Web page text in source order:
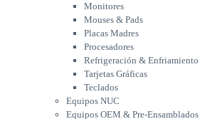
Teclados
Equipos NUC
Equipos OEM & Pre-
Ensamblados
Licencias & Softwares
UPS & Estabilizadores
Insumos
Cajas de mantenimiento
Monitores
Mouses & Pads
Placas Madres
Procesadores
Refrigeración & Enfriamiento
Tarjetas Gráficas
Teclados
Equipos NUC
Equipos OEM & Pre-Ensamblados